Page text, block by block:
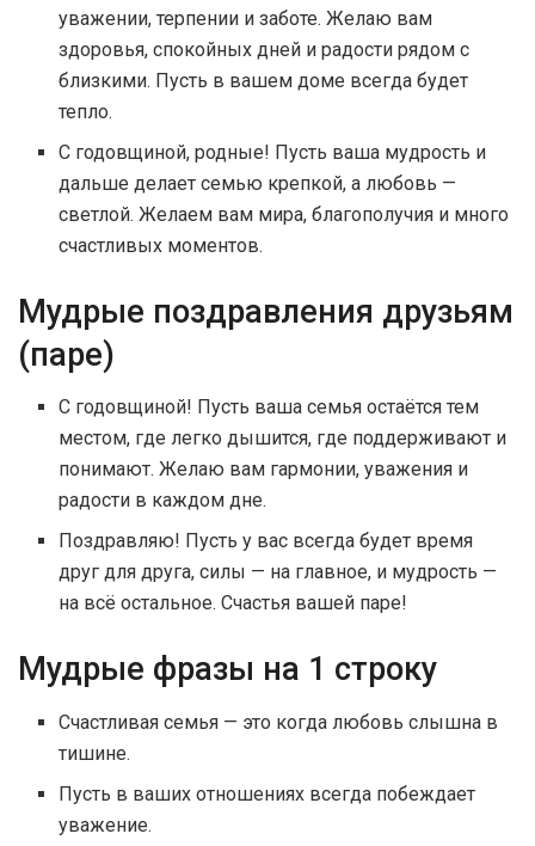
уважении, терпении и заботе. Желаю вам
здоровья, спокойных дней и радости рядом с
близкими. Пусть в вашем доме всегда будет
тепло.
С годовщиной, родные! Пусть ваша мудрость и
дальше делает семью крепкой, а любовь —
светлой. Желаем вам мира, благополучия и много
счастливых моментов.
Мудрые поздравления друзьям
(паре)
С годовщиной! Пусть ваша семья остаётся тем
местом, где легко дышится, где поддерживают и
понимают. Желаю вам гармонии, уважения и
радости в каждом дне.
Поздравляю! Пусть у вас всегда будет время
друг для друга, силы — на главное, и мудрость —
на всё остальное. Счастья вашей паре!
Мудрые фразы на 1 строку
Счастливая семья — это когда любовь слышна в
тишине.
Пусть в ваших отношениях всегда побеждает
уважение.